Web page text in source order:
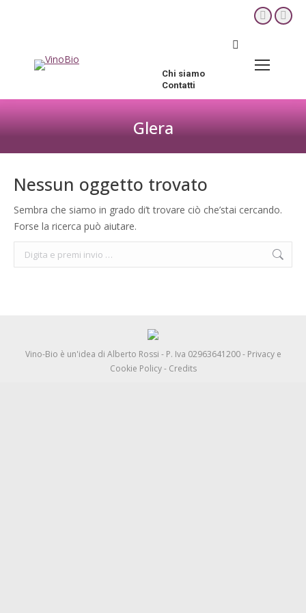
YouTube
in
window
Cerca:
Chi siamo
Contatti
Glera
Nessun oggetto trovato
Sembra che siamo in grado di’t trovare ciò che’stai cercando.
Forse la ricerca può aiutare.
Cerca:
Vino-Bio è un'idea di Alberto Rossi - P. Iva 02963641200 - Privacy e
Cookie Policy- Credits